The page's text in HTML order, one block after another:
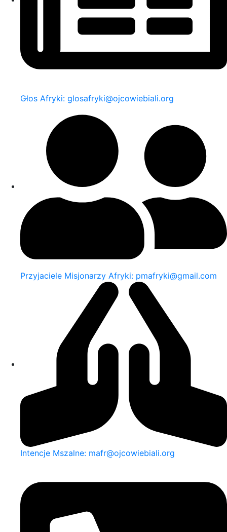
Głos Afryki: glosafryki@ojcowiebiali.org
Przyjaciele Misjonarzy Afryki: pmafryki@gmail.com
Intencje Mszalne: mafr@ojcowiebiali.org